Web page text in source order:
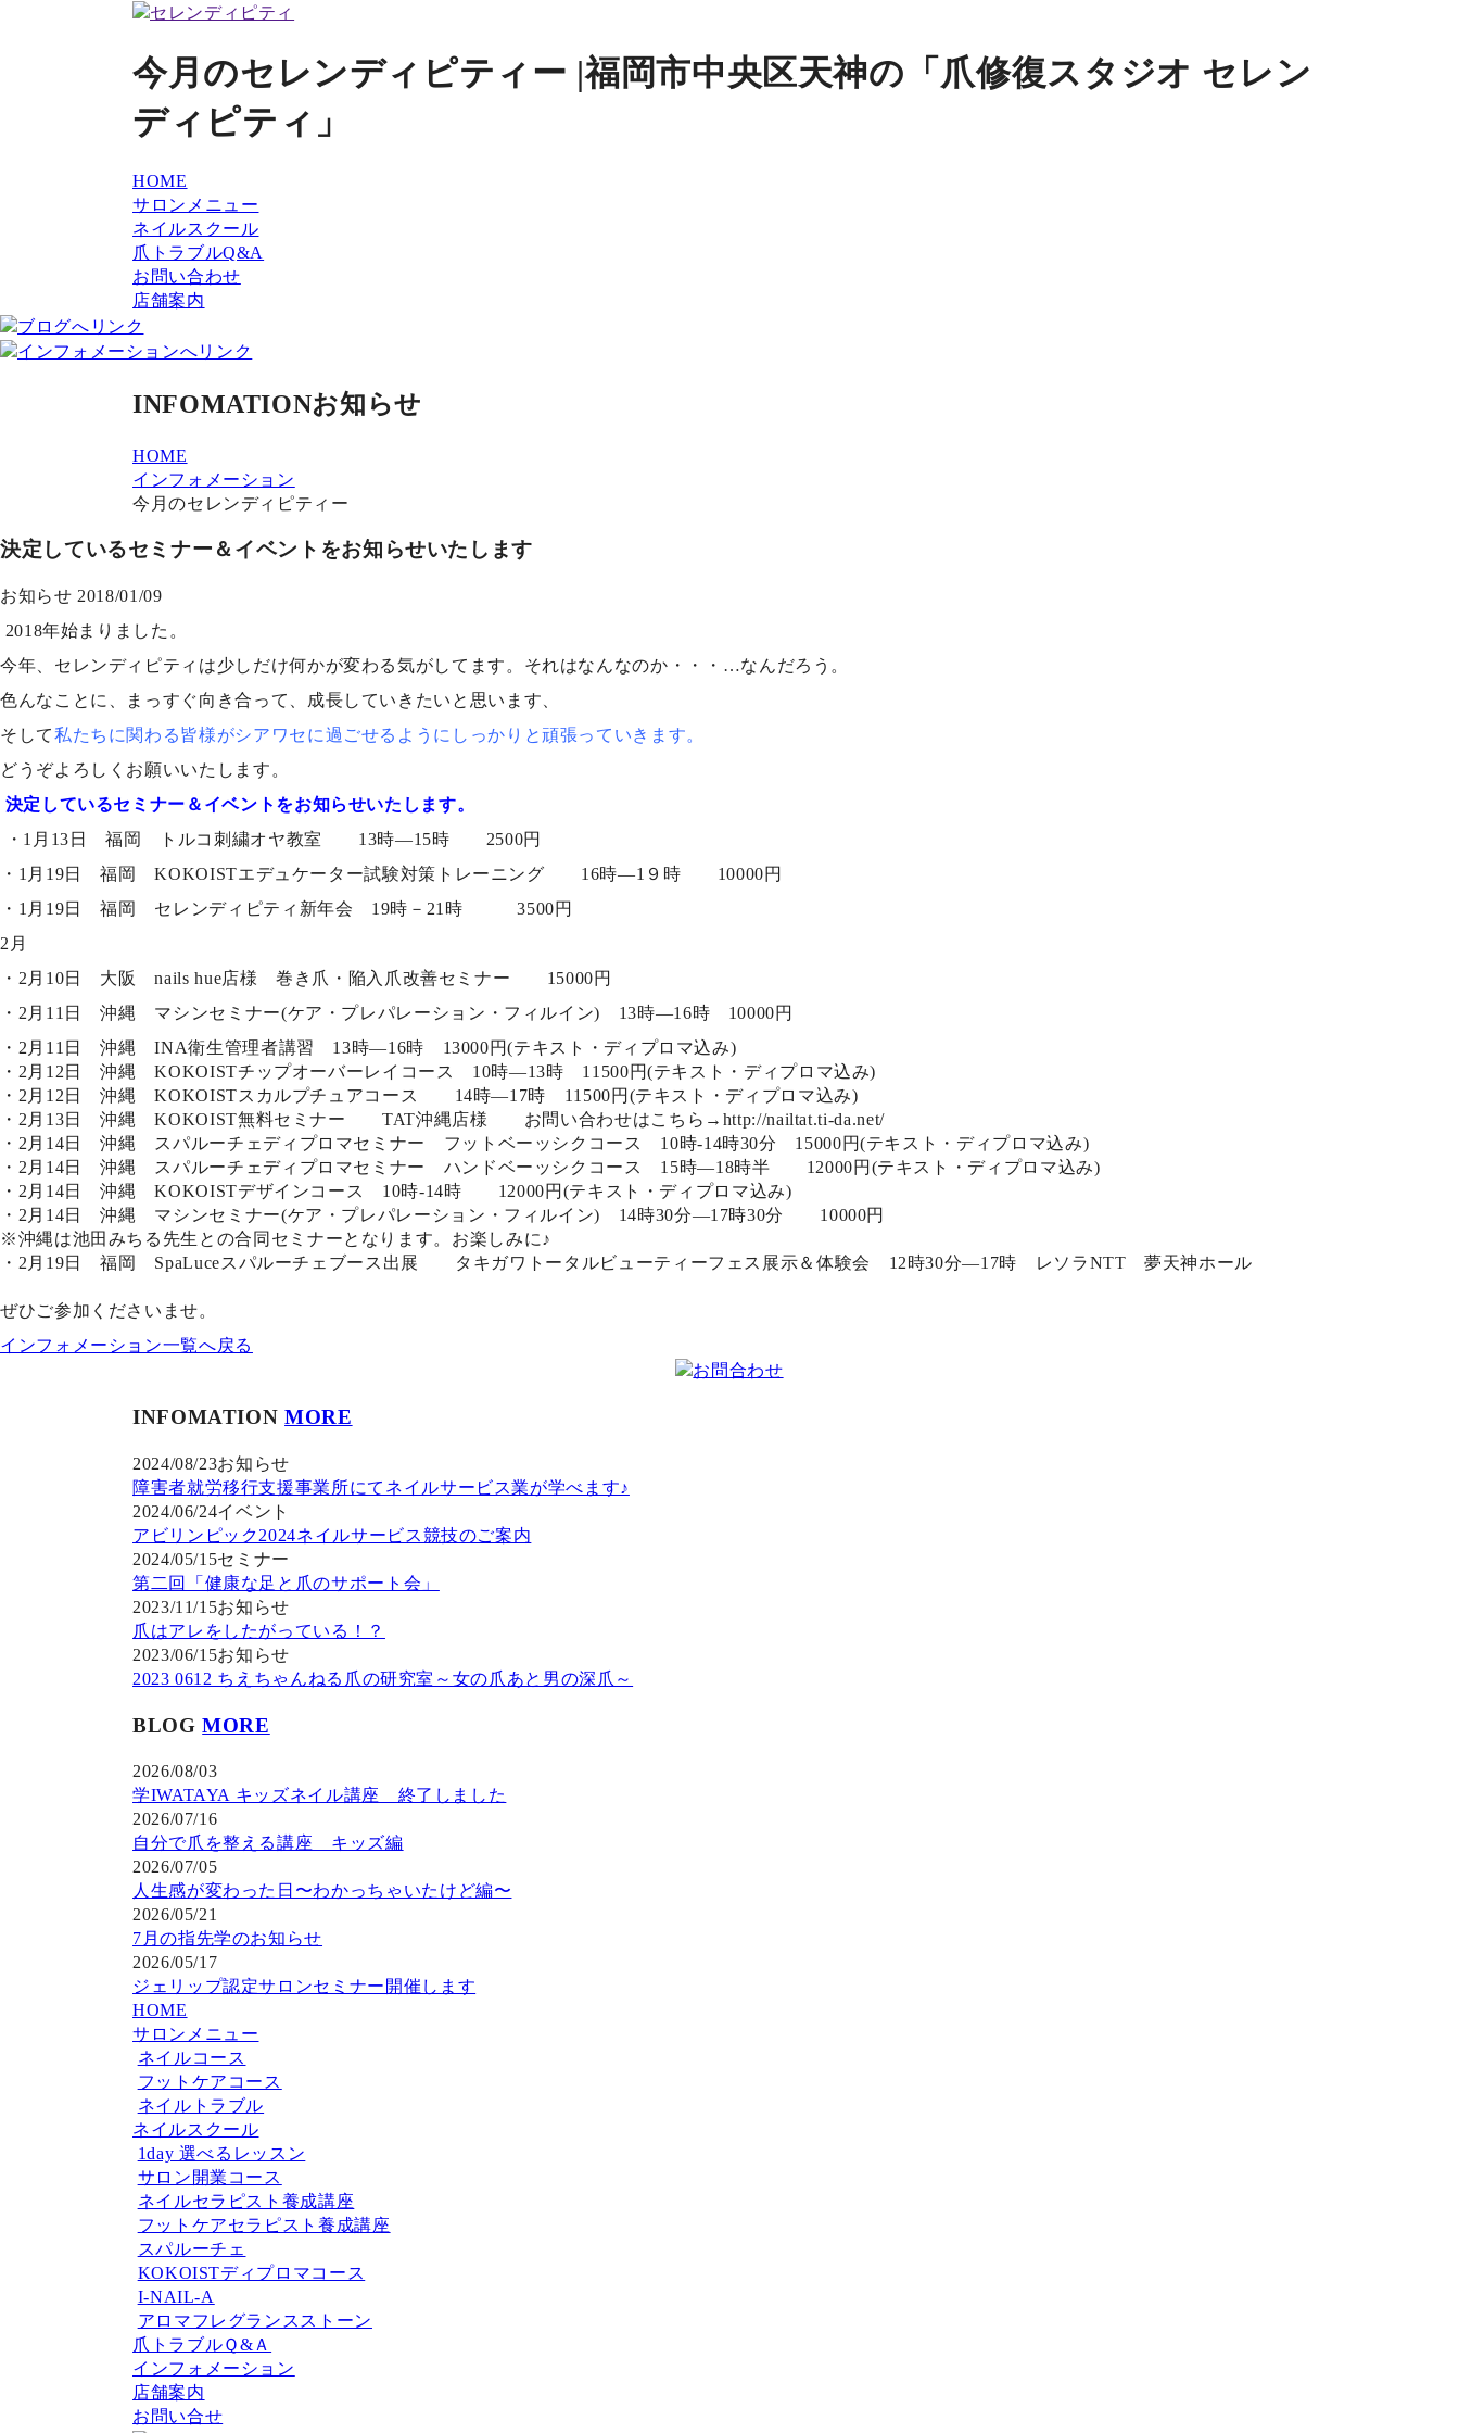
今月のセレンディピティー |福岡市中央区天神の「爪修復スタジオ セレン
ディピティ」
HOME
サロンメニュー
ネイルスクール
爪トラブルQ&A
お問い合わせ
店舗案内
INFOMATIONお知らせ
HOME
インフォメーション
今月のセレンディピティー
決定しているセミナー＆イベントをお知らせいたします
お知らせ 2018/01/09
2018年始まりました。
今年、セレンディピティは少しだけ何かが変わる気がしてます。それはなんなのか・・・…なんだろう。
色んなことに、まっすぐ向き合って、成長していきたいと思います、
そして私たちに関わる皆様がシアワセに過ごせるようにしっかりと頑張っていきます。
どうぞよろしくお願いいたします。
決定しているセミナー＆イベントをお知らせいたします。
・1月13日 福岡 トルコ刺繍オヤ教室 13時―15時 2500円
・1月19日 福岡 KOKOISTエデュケーター試験対策トレーニング 16時―1９時 10000円
・1月19日 福岡 セレンディピティ新年会 19時－21時 3500円
2月
・2月10日 大阪 nails hue店様 巻き爪・陥入爪改善セミナー 15000円
・2月11日 沖縄 マシンセミナー(ケア・プレパレーション・フィルイン) 13時―16時 10000円
・2月11日 沖縄 INA衛生管理者講習 13時―16時 13000円(テキスト・ディプロマ込み)
・2月12日 沖縄 KOKOISTチップオーバーレイコース 10時―13時 11500円(テキスト・ディプロマ込み)
・2月12日 沖縄 KOKOISTスカルプチュアコース 14時―17時 11500円(テキスト・ディプロマ込み)
・2月13日 沖縄 KOKOIST無料セミナー TAT沖縄店様 お問い合わせはこちら→http://nailtat.ti-da.net/
・2月14日 沖縄 スパルーチェディプロマセミナー フットベーッシクコース 10時‐14時30分 15000円(テキスト・ディプロマ込み)
・2月14日 沖縄 スパルーチェディプロマセミナー ハンドベーッシクコース 15時―18時半 12000円(テキスト・ディプロマ込み)
・2月14日 沖縄 KOKOISTデザインコース 10時‐14時 12000円(テキスト・ディプロマ込み)
・2月14日 沖縄 マシンセミナー(ケア・プレパレーション・フィルイン) 14時30分―17時30分 10000円
※沖縄は池田みちる先生との合同セミナーとなります。お楽しみに♪
・2月19日 福岡 SpaLuceスパルーチェブース出展 タキガワトータルビューティーフェス展示＆体験会 12時30分―17時 レソラNTT 夢天神ホール
ぜひご参加くださいませ。
インフォメーション一覧へ戻る
INFOMATIONMORE
2024/08/23お知らせ
障害者就労移行支援事業所にてネイルサービス業が学べます♪
2024/06/24イベント
アビリンピック2024ネイルサービス競技のご案内
2024/05/15セミナー
第二回「健康な足と爪のサポート会」
2023/11/15お知らせ
爪はアレをしたがっている！？
2023/06/15お知らせ
2023 0612 ちえちゃんねる爪の研究室～女の爪あと男の深爪～
BLOGMORE
2026/08/03
学IWATAYA キッズネイル講座 終了しました
2026/07/16
自分で爪を整える講座 キッズ編
2026/07/05
人生感が変わった日〜わかっちゃいたけど編〜
2026/05/21
7月の指先学のお知らせ
2026/05/17
ジェリップ認定サロンセミナー開催します
HOME
サロンメニュー
ネイルコース
フットケアコース
ネイルトラブル
ネイルスクール
1day 選べるレッスン
サロン開業コース
ネイルセラピスト養成講座
フットケアセラピスト養成講座
スパルーチェ
KOKOISTディプロマコース
I-NAIL-A
アロマフレグランスストーン
爪トラブルＱ&Ａ
インフォメーション
店舗案内
お問い合せ